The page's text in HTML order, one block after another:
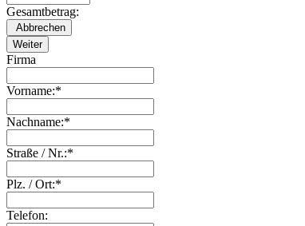
Gesamtbetrag:
Firma
Vorname:*
Nachname:*
Straße / Nr.:*
Plz. / Ort:*
Telefon: